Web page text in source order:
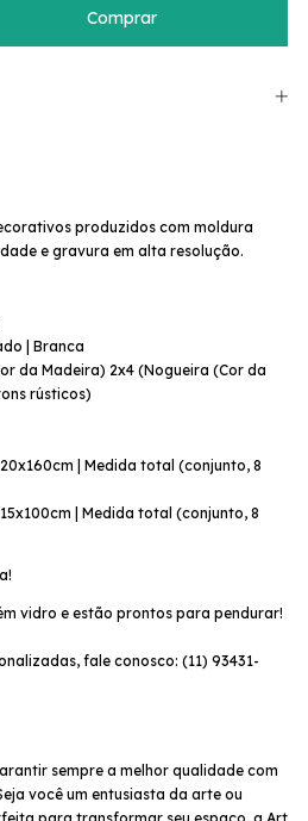
produzidos com moldura
e gravura em alta resolução.
| Branca
da Madeira) 2x4 (Nogueira (Cor da
rústicos)
| Medida total (conjunto, 8
| Medida total (conjunto, 8
vidro e estão prontos para pendurar!
fale conosco: (11) 93431-
sempre a melhor qualidade com
você um entusiasta da arte ou